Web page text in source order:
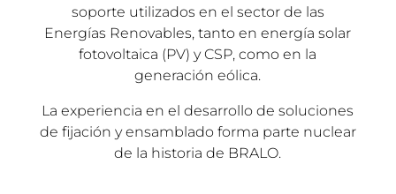
soporte utilizados en el sector de las
Energías Renovables, tanto en energía solar
fotovoltaica (PV) y CSP, como en la
generación eólica.
La experiencia en el desarrollo de soluciones
de fijación y ensamblado forma parte nuclear
de la historia de BRALO.